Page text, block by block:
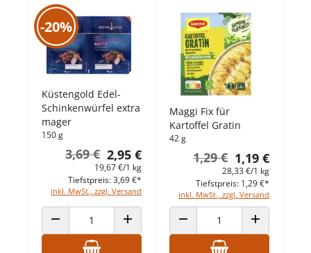
-20%
Küstengold Edel-
Schinkenwürfel extra
mager
150 g
2,95 €
3,69 €
19,67 €/1 kg
inkl. MwSt., zzgl. Versand
Tiefstpreis: 3,69 €*
ANZAHL VERRINGERNANZAHL ERHÖHEN
Maggi Fix für
Kartoffel Gratin
42 g
1,19 €
1,29 €
28,33 €/1 kg
inkl. MwSt., zzgl. Versand
Tiefstpreis: 1,29 €*
ANZAHL VERRINGERNANZAHL